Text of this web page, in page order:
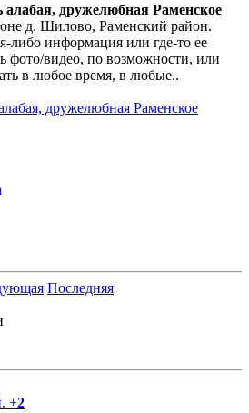
алабая, дружелюбная Раменское
д. Шилово, Раменский район.
либо информация или где-то ее
фото/видео, по возможности, или
в любое время, в любые..
дружелюбная Раменское
Последняя
+2